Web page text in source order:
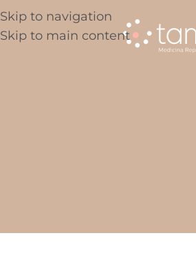
Skip to navigation
Skip to main content